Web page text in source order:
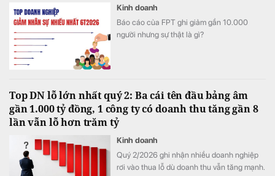
Kinh doanh
Báo cáo của FPT ghi giảm gần 10.000
người nhưng sự thật là gì?
Top DN lỗ lớn nhất quý 2: Ba cái tên đầu bảng âm
gần 1.000 tỷ đồng, 1 công ty có doanh thu tăng gần 8
lần vẫn lỗ hơn trăm tỷ
Kinh doanh
Quý 2/2026 ghi nhận nhiều doanh nghiệp
rơi vào thua lỗ dù doanh thu vẫn tăng mạnh.